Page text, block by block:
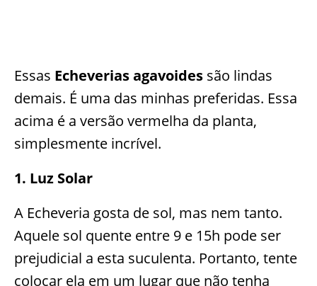
Essas Echeverias agavoides são lindas
demais. É uma das minhas preferidas. Essa
acima é a versão vermelha da planta,
simplesmente incrível.
1. Luz Solar
A Echeveria gosta de sol, mas nem tanto.
Aquele sol quente entre 9 e 15h pode ser
prejudicial a esta suculenta. Portanto, tente
colocar ela em um lugar que não tenha